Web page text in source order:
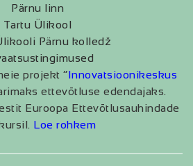
Pärnu linn
Tartu Ülikool
Pärnu kolledž
projekt “Innovatsioonikeskus
ettevõtluse edendajaks.
Euroopa Ettevõtlusauhindade
Loe rohkem